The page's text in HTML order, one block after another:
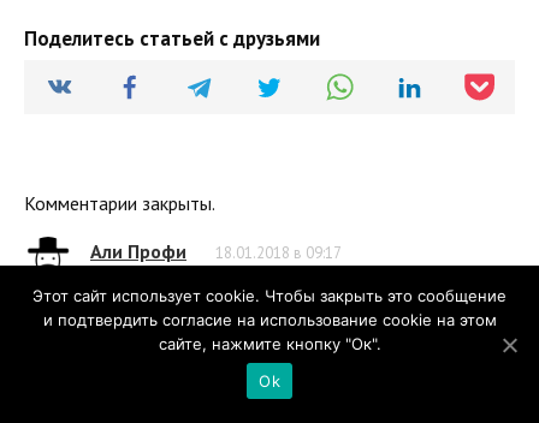
Поделитесь статьей с друзьями
Комментарии закрыты.
Али Профи
18.01.2018 в 09:17
Спасибо, было очень полезно, я ИП первый год, так
что для меня это всё новое.
18.01.2018 в 10:49
Этот сайт использует cookie. Чтобы закрыть это сообщение
и подтвердить согласие на использование cookie на этом
сайте, нажмите кнопку "Ок".
Ok